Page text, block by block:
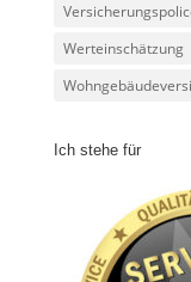
Werteinschätzung
Ich stehe für